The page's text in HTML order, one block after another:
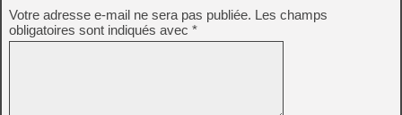
Votre adresse e-mail ne sera pas publiée. Les champs
obligatoires sont indiqués avec *